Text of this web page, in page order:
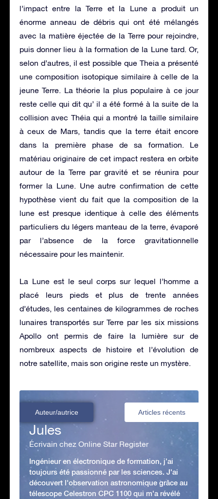
l’impact entre la Terre et la Lune a produit un
énorme anneau de débris qui ont été mélangés
avec la matière éjectée de la Terre pour rejoindre,
puis donner lieu à la formation de la Lune tard. Or,
selon d’autres, il est possible que Theia a présenté
une composition isotopique similaire à celle de la
jeune Terre. La théorie la plus populaire à ce jour
reste celle qui dit qu’ il a été formé à la suite de la
collision avec Théia qui a montré la taille similaire
à ceux de Mars, tandis que la terre était encore
dans la première phase de sa formation. Le
matériau originaire de cet impact restera en orbite
autour de la Terre par gravité et se réunira pour
former la Lune. Une autre confirmation de cette
hypothèse vient du fait que la composition de la
lune est presque identique à celle des éléments
particuliers du légers manteau de la terre, évaporé
par l’absence de la force gravitationnelle
nécessaire pour les maintenir.
La Lune est le seul corps sur lequel l’homme a
placé leurs pieds et plus de trente années
d’études, les centaines de kilogrammes de roches
lunaires transportés sur Terre par les six missions
Apollo ont permis de faire la lumière sur de
nombreux aspects de histoire et l’évolution de
notre satellite, mais son origine reste un mystère.
Auteur/autrice Articles récents
Jules
Écrivain chez Online Star Register
Ingénieur en électronique de formation, j’ai
toujours été passionné par les sciences. J'ai
découvert l'observation astronomique grâce au
télescope Celestron CPC 1100 qui m'a révélé